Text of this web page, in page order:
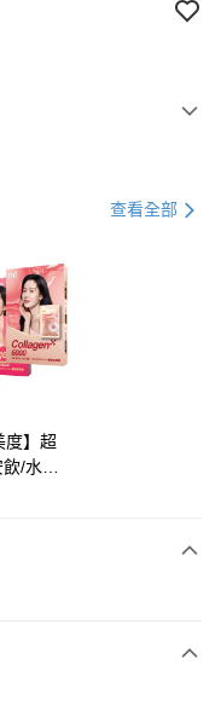
支付方式。 讓您購物簡單
。
查看全部
度】超
/水光
推薦